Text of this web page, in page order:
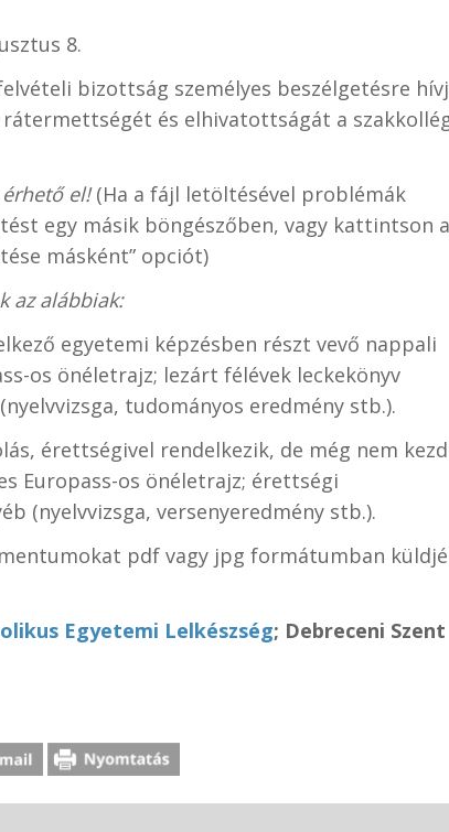
8.
bizottság személyes beszélgetésre
és elhivatottságát a
el!(Ha a fájl letöltésével problémák
egy másik böngészőben, vagy kattintson
másként” opciót)
az alábbiak:
egyetemi képzésben részt vevő nappali
os önéletrajz; lezárt félévek leckekönyv
tudományos eredmény stb.).
érettségivel rendelkezik, de még nem
Europass-os önéletrajz; érettségi
(nyelvvizsga, versenyeredmény stb.).
pdf vagy jpg formátumban
Egyetemi Lelkészség; Debreceni Szent